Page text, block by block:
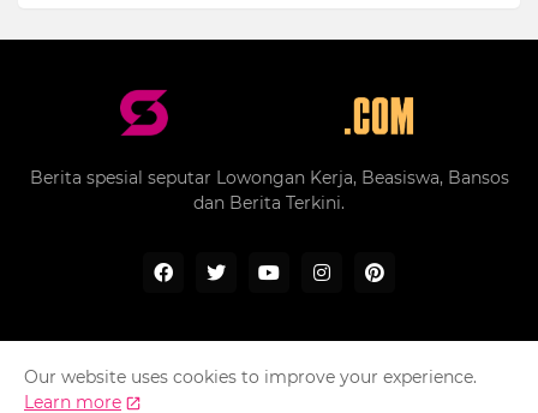
Berita spesial seputar Lowongan Kerja, Beasiswa, Bansos
dan Berita Terkini.
Home About Us Privacy Policy
Contact Us
Our website uses cookies to improve your experience.
Learn more